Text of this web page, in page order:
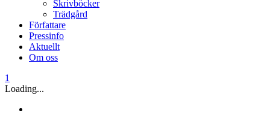
Skrivböcker
Trädgård
Författare
Pressinfo
Aktuellt
Om oss
1
Loading...